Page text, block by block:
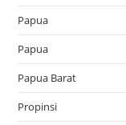
Papua
Papua
Papua Barat
Propinsi